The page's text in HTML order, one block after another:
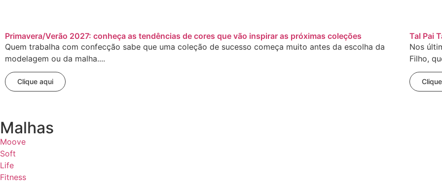
Primavera/Verão 2027: conheça as tendências de cores que vão inspirar as próximas coleções
Quem trabalha com confecção sabe que uma coleção de sucesso começa muito antes da escolha da
modelagem ou da malha....
Clique aqui
Tal Pai
Nos
Filho,
Malhas
Moove
Soft
Life
Fitness